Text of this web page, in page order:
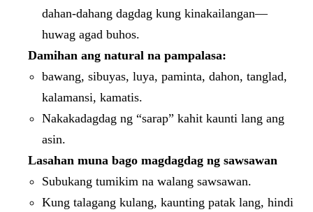
dahan-dahang dagdag kung kinakailangan—
huwag agad buhos.
Damihan ang natural na pampalasa:
bawang, sibuyas, luya, paminta, dahon, tanglad,
kalamansi, kamatis.
Nakakadagdag ng “sarap” kahit kaunti lang ang
asin.
Lasahan muna bago magdagdag ng sawsawan
Subukang tumikim na walang sawsawan.
Kung talagang kulang, kaunting patak lang, hindi